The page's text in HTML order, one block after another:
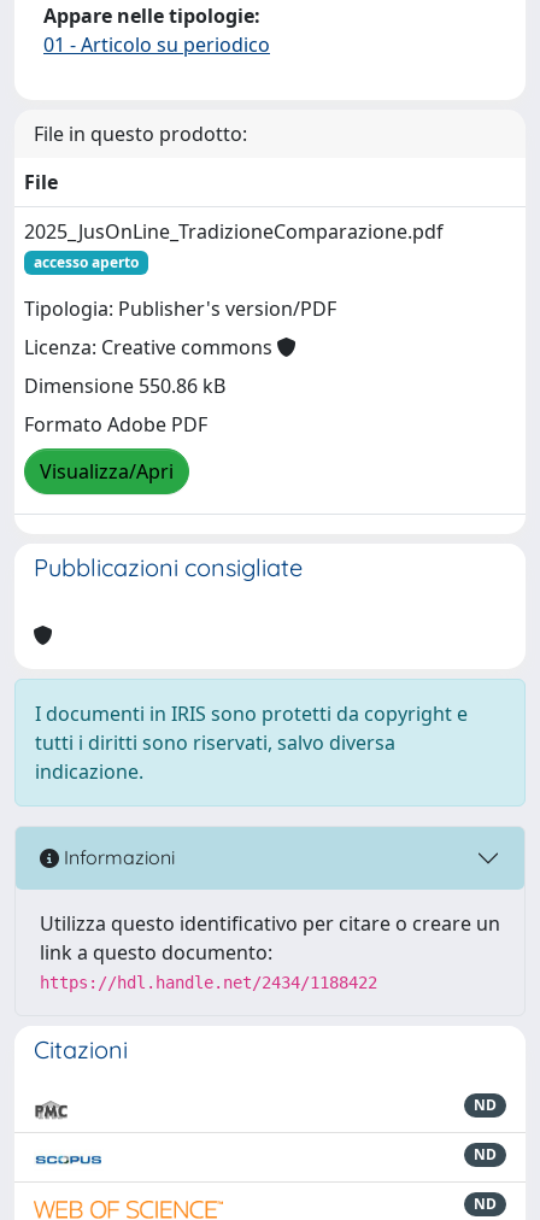
Appare nelle tipologie:
01 - Articolo su periodico
File in questo prodotto:
File
2025_JusOnLine_TradizioneComparazione.pdf
accesso aperto
Tipologia: Publisher's version/PDF
Licenza: Creative commons
Dimensione 550.86 kB
Formato Adobe PDF
Visualizza/Apri
Pubblicazioni consigliate
I documenti in IRIS sono protetti da copyright e
tutti i diritti sono riservati, salvo diversa
indicazione.
Informazioni
Utilizza questo identificativo per citare o creare un
link a questo documento:
https://hdl.handle.net/2434/1188422
Citazioni
ND
ND
ND